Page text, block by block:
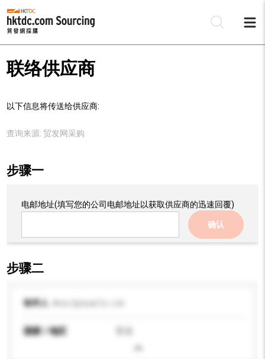
联络供应商
以下信息将传送给供应商:
查询来源: 贸发网采购
步骤一
电邮地址(填写您的公司电邮地址以获取供应商的迅速回覆)
确认
步骤二
收件人
国家 / 地区